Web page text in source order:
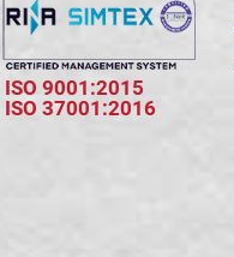
ISO 9001:2015
ISO 37001:2016